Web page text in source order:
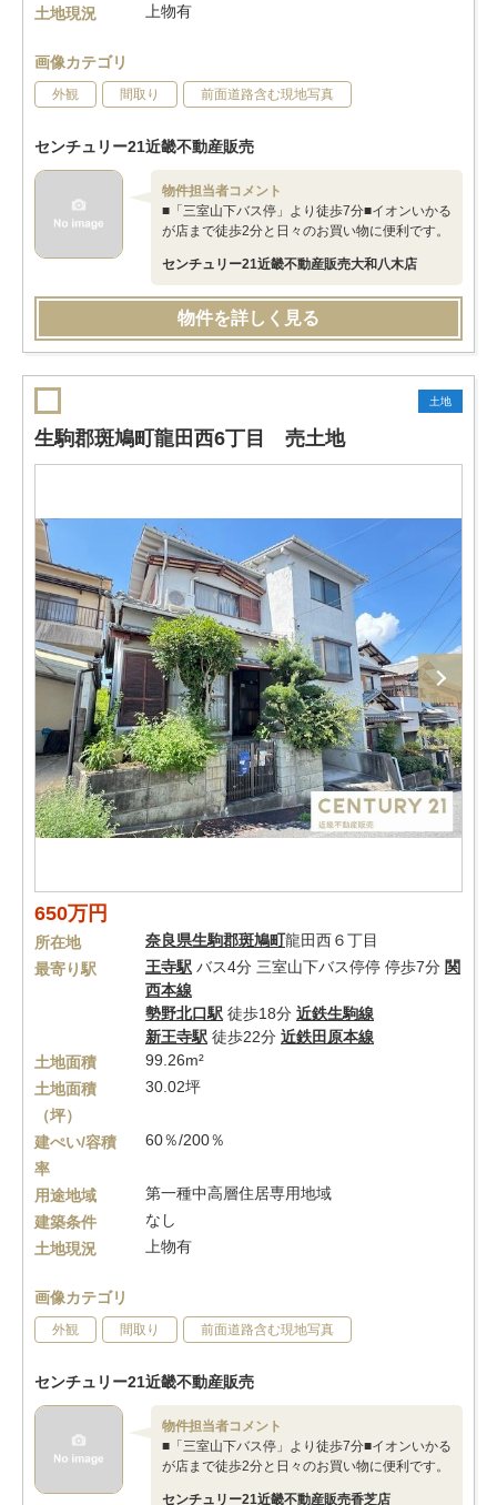
土地現況
上物有
画像カテゴリ
外観 間取り 前面道路含む現地写真
センチュリー21近畿不動産販売
物件担当者コメント
■「三室山下バス停」より徒歩7分■イオンいかる
が店まで徒歩2分と日々のお買い物に便利です。
センチュリー21近畿不動産販売大和八木店
物件を詳しく見る
土地
生駒郡斑鳩町龍田西6丁目 売土地
650万円
所在地 奈良県生駒郡斑鳩町龍田西６丁目
最寄り駅
王寺駅 バス4分 三室山下バス停停 停歩7分 関
西本線
勢野北口駅 徒歩18分 近鉄生駒線
新王寺駅 徒歩22分 近鉄田原本線
土地面積
99.26m²
土地面積
（坪）
30.02坪
建ぺい/容積
率
60％/200％
用途地域
第一種中高層住居専用地域
建築条件
なし
土地現況
上物有
画像カテゴリ
外観 間取り 前面道路含む現地写真
センチュリー21近畿不動産販売
物件担当者コメント
■「三室山下バス停」より徒歩7分■イオンいかる
が店まで徒歩2分と日々のお買い物に便利です。
センチュリー21近畿不動産販売香芝店